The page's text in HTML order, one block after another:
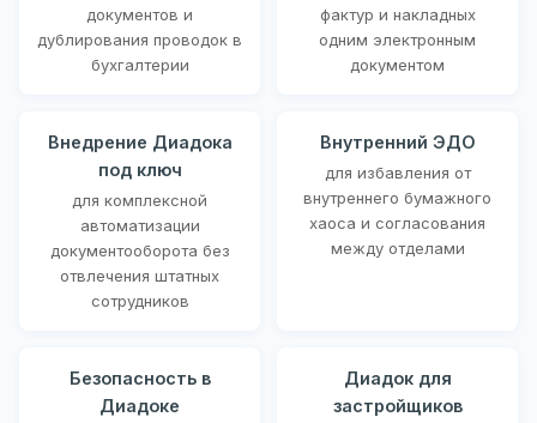
документов и
дублирования проводок в
бухгалтерии
фактур и накладных
одним электронным
документом
Внедрение Диадока
под ключ
для комплексной
автоматизации
документооборота без
отвлечения штатных
сотрудников
Внутренний ЭДО
для избавления от
внутреннего бумажного
хаоса и согласования
между отделами
Безопасность в
Диадоке
Диадок для
застройщиков